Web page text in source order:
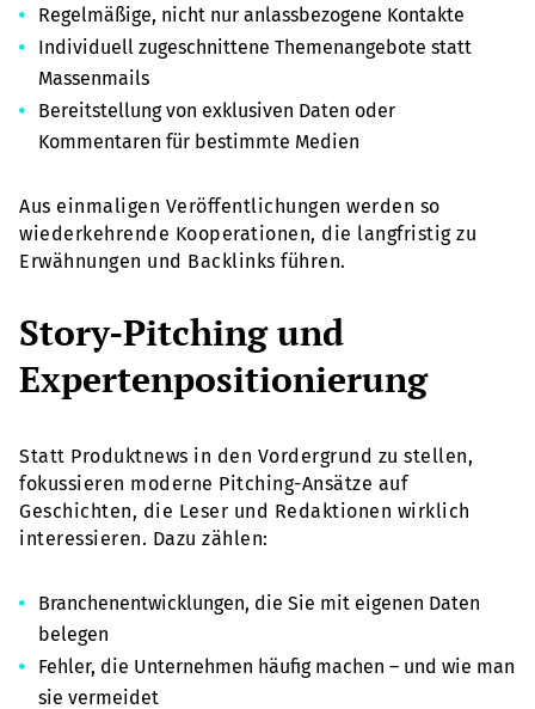
Regelmäßige, nicht nur anlassbezogene Kontakte
Individuell zugeschnittene Themenangebote statt
Massenmails
Bereitstellung von exklusiven Daten oder
Kommentaren für bestimmte Medien
Aus einmaligen Veröffentlichungen werden so
wiederkehrende Kooperationen, die langfristig zu
Erwähnungen und Backlinks führen.
Story-Pitching und
Expertenpositionierung
Statt Produktnews in den Vordergrund zu stellen,
fokussieren moderne Pitching-Ansätze auf
Geschichten, die Leser und Redaktionen wirklich
interessieren. Dazu zählen:
Branchenentwicklungen, die Sie mit eigenen Daten
belegen
Fehler, die Unternehmen häufig machen – und wie man
sie vermeidet